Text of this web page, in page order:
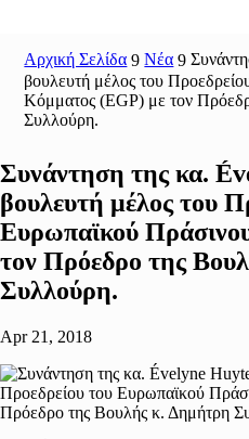
Αρχική Σελίδα 9 Νέα 9
βουλευτή μέλος του
Κόμματος (EGP) με τον
Συλλούρη.
Συνάντηση της κα.
βουλευτή μέλος του
Ευρωπαϊκού
τον Πρόεδρο της
Συλλούρη.
Apr 21, 2018